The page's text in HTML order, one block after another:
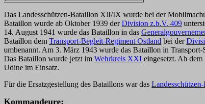
Das Landesschützen-Bataillon XII/IX wurde bei der
Bataillon wurde ab Oktober 1939 derDivision z.b.V. 409
14. August 1941 wurde das Bataillon in das
Bataillon dem Transport-Begleit-Regiment Ostland bei der
umbenannt. Am 3. März 1943 wurde das Bataillon in
Das Bataillon wurde jetzt im Wehrkreis XXI eingesetzt. Ab
Udine im Einsatz.
Für die Ersatzgestellung des Bataillons war das
Kommandeure: